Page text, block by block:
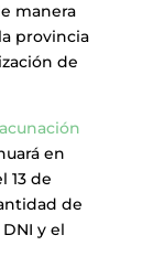
manera
provincia
de
en
13 de
de
y el